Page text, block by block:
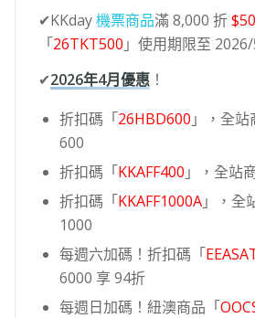
✔KKday機票商品滿 8,000 折
「26TKT500 」使用期限至
✔2026年4月優惠！
折扣碼「26HBD600 」，全
600
折扣碼「KKAFF400 」，全站
折扣碼「KKAFF1000A」，全
1000
每週六加碼！折扣碼「
6000 享 94折
每週日加碼！紐澳商品「